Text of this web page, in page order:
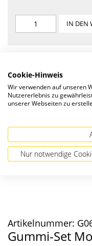
IN DEN
Artikelnummer:
Gummi-Set
Cookie-Hinweis
Wir verwenden auf unseren
Nutzererlebnis zu
unserer Webseiten zu
Nur notwendige